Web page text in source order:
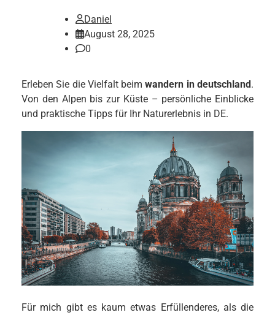
Daniel
August 28, 2025
0
Erleben Sie die Vielfalt beimwandern in deutschland.
Von den Alpen bis zur Küste – persönliche Einblicke
und praktische Tipps für Ihr Naturerlebnis in DE.
Für mich gibt es kaum etwas Erfüllenderes, als die